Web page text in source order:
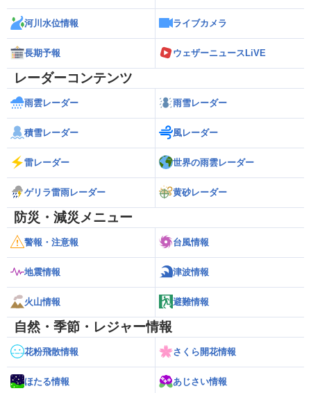
河川水位情報 ライブカメラ
長期予報 ウェザーニュースLiVE
レーダーコンテンツ
雨雲レーダー 雨雪レーダー
積雪レーダー 風レーダー
雷レーダー 世界の雨雲レーダー
ゲリラ雷雨レーダー 黄砂レーダー
防災・減災メニュー
警報・注意報 台風情報
地震情報 津波情報
火山情報 避難情報
自然・季節・レジャー情報
花粉飛散情報 さくら開花情報
ほたる情報 あじさい情報